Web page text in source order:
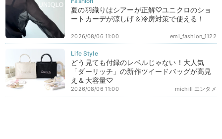
夏の羽織りはシアーが正解♡ユニクロのショ
ートカーデが涼しげ＆冷房対策で使える！
emi_fashion_1122
2026/08/06 11:00
どう見ても付録のレベルじゃない！大人気
「ダーリッチ」の新作ツイードバッグが高見
え＆大容量♡
michill エンタメ
2026/08/06 11:00